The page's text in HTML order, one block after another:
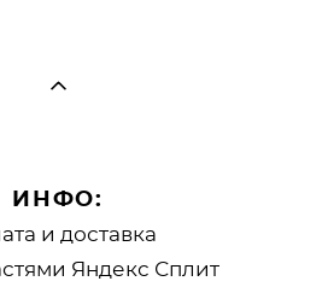
ИНФО:
и доставка
Яндекс Сплит